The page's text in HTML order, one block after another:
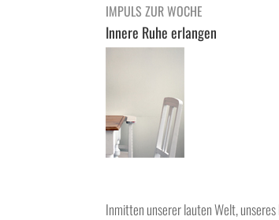
IMPULS ZUR WOCHE
Innere Ruhe erlangen
Inmitten unserer lauten Welt,